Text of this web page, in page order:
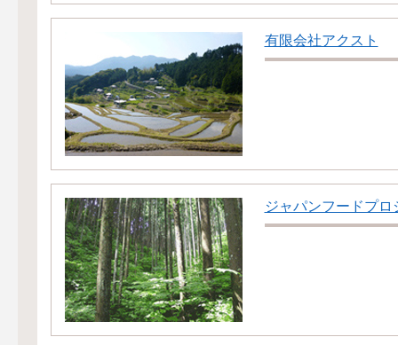
有限会社アクスト
ジャパンフードプロ